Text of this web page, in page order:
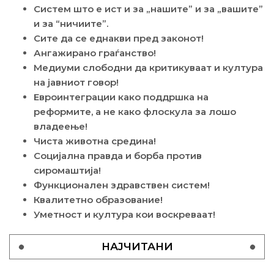
Систем што е ист и за „нашите” и за „вашите”
и за “ничиите”.
Сите да се еднакви пред законот!
Ангажирано граѓанство!
Медиуми слободни да критикуваат и култура
на јавниот говор!
Евроинтеграции како поддршка на
реформите, а не како флоскула за лошо
владеење!
Чиста животна средина!
Социјална правда и борба против
сиромаштија!
Функционален здравствен систем!
Квалитетно образование!
Уметност и култура кои воскреваат!
НАЈЧИТАНИ